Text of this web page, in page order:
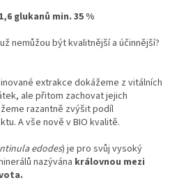
glukanů min. 35 %
nemůžou být kvalitnější a účinnější?
extrakce dokážeme z vitálních
ale přitom zachovat jejich
razantně zvýšit podíl
A vše nově v BIO kvalitě.
edodes) je pro svůj vysoký
nazývána královnou mezi